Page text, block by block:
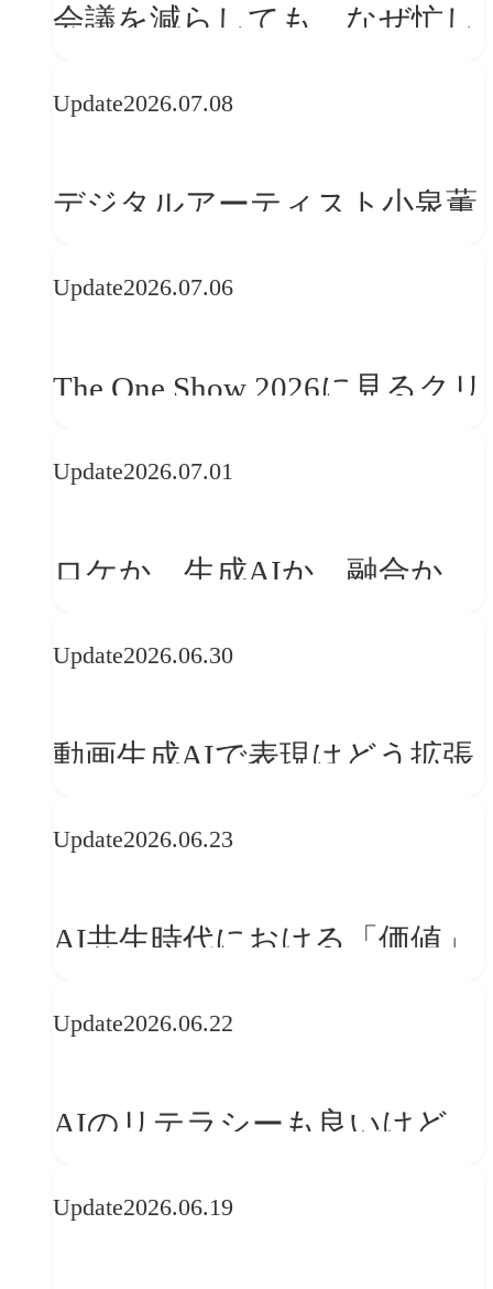
会議を減らしても、なぜ忙し
Update2026.07.08
デジタルアーティスト小泉薫
ークフロー設計と「ノイズと
Update2026.07.06
The One Show 2026に見るクリ
との接点を、ブランドらしい
Update2026.07.01
ロケか、生成AIか、融合か
おける「意思決定」のルール
Update2026.06.30
動画生成AIで表現はどう拡張
伸吾が語る、AI時代の「プロ
Update2026.06.23
AI共生時代における「価値」
「正解」をAIが教えてくれる
Update2026.06.22
AIのリテラシーも良いけど、
は大丈夫か?【POLA春節事例
Update2026.06.19